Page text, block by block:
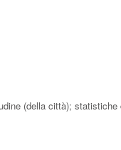
(della città);